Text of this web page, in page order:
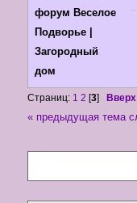
форум Веселое
Подворье |
Загородный
дом
Страниц: 1 2 [3] Вверх
« предыдущая тема